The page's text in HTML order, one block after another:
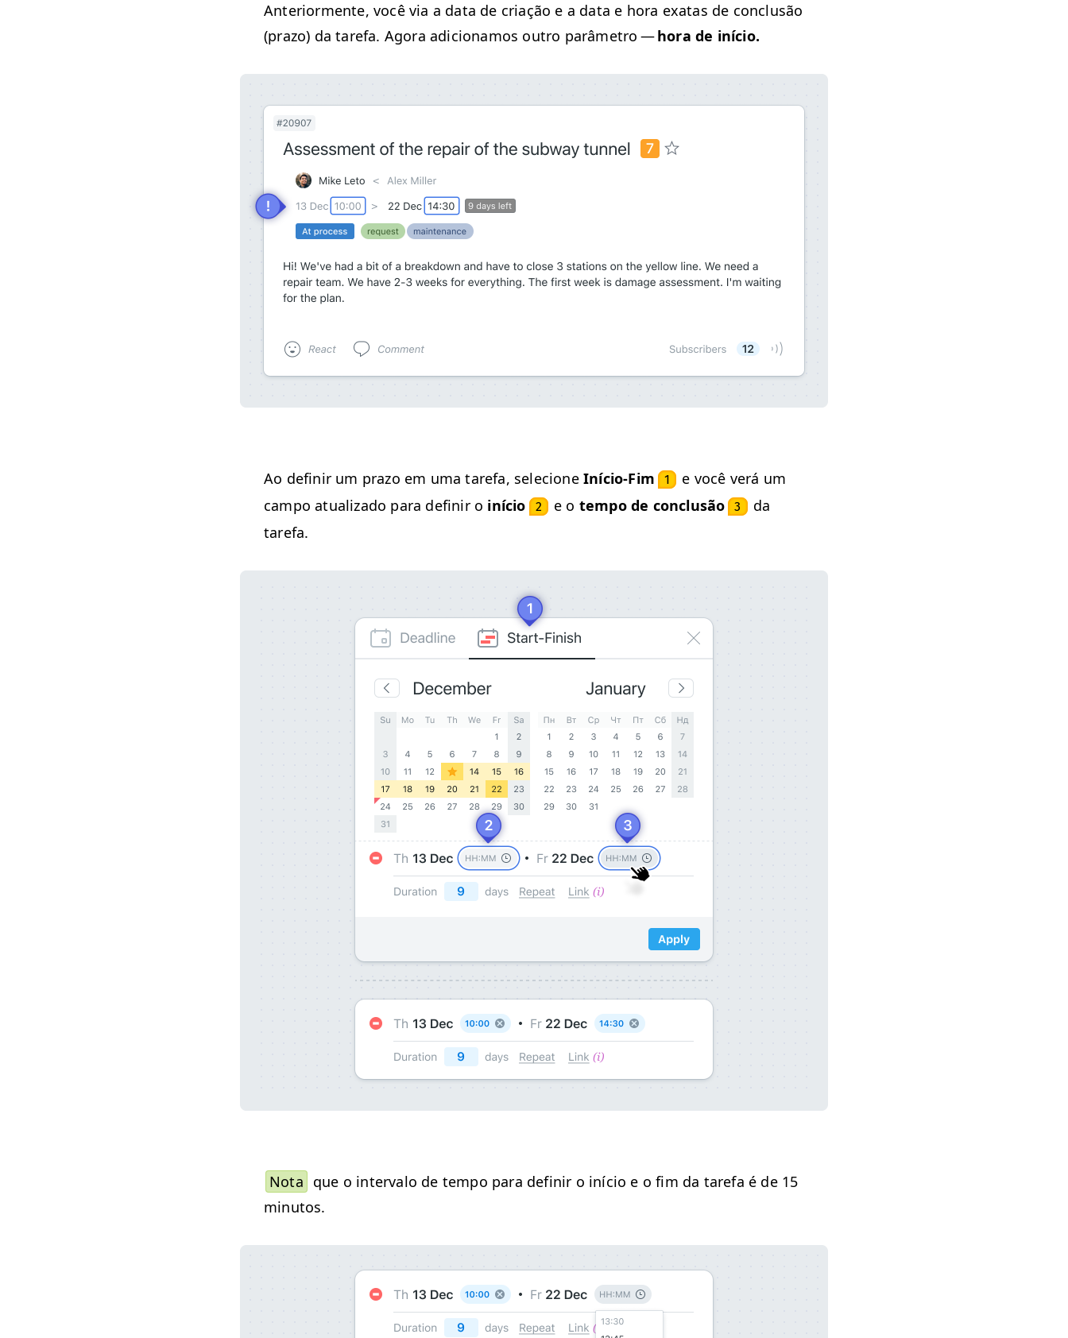
Ante­ri­or­mente, você via a data de cri­ação e a data e hora exatas de con­clusão
(pra­zo) da tare­fa. Ago­ra adi­cionamos out­ro parâmetro —hora de início.
Ao definir um pra­zo em uma tare­fa, sele­cione Iní­cio-Fim 1
e você verá um
cam­po atu­al­iza­do para definir o iní­cio 2 e o tem­po de con­clusão 3
da
tarefa.
Nota que o inter­va­lo de tem­po para definir o iní­cio e o fim da tare­fa é de 15
minutos.